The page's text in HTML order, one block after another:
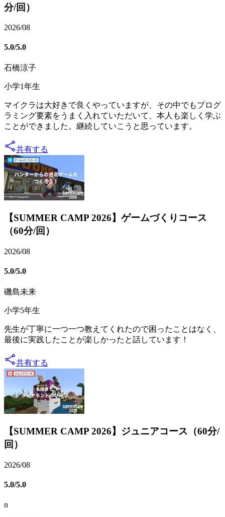
分/回）
2026/08
5.0/5.0
石橋涼子
小学1年生
マイクラは大好きで良くやっていますが、その中でもプログ
ラミング要素をうまく入れていただいて、本人も楽しく学ぶ
ことができました。継続していこうと思っています。
共有する
【SUMMER CAMP 2026】ゲームづくりコース
（60分/回）
2026/08
5.0/5.0
磯島未来
小学5年生
先生が丁寧に一つ一つ教えてくれたので困ったことはなく、
最後に実践したことが楽しかったと話しています！
共有する
【SUMMER CAMP 2026】ジュニアコース（60分/
回）
2026/08
5.0/5.0
n